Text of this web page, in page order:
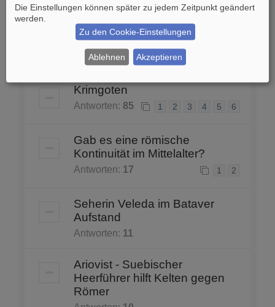
Antworten:20 1 2
Karte der Magna Germania
Antworten:4
Krimgoten
Antworten: 85 1 2 3 4 5 6
Gab es eine römische
Kontinuität im Mittelalter?
Antworten: 17 1 2
Seherin Veleda im Bataver
Aufstand
Antworten: 11
Ariovist - Suebischer
Heerführer hilft Kelten gegen
Römer
Die Einstellungen können später zu jedem Zeitpunkt geändert
werden.
Zu den Cookie-Einstellungen
Ablehnen Akzeptieren